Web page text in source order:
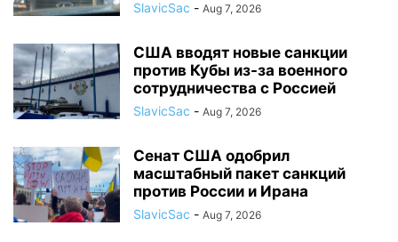
SlavicSac - Aug 7, 2026
США вводят новые санкции
против Кубы из-за военного
сотрудничества с Россией
SlavicSac - Aug 7, 2026
Сенат США одобрил
масштабный пакет санкций
против России и Ирана
SlavicSac - Aug 7, 2026